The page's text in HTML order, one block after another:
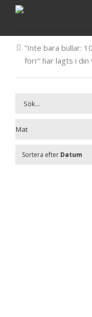
Fortsätt
”Inte bara bullar:
förr” har lagts i din
Sortera efter Datum